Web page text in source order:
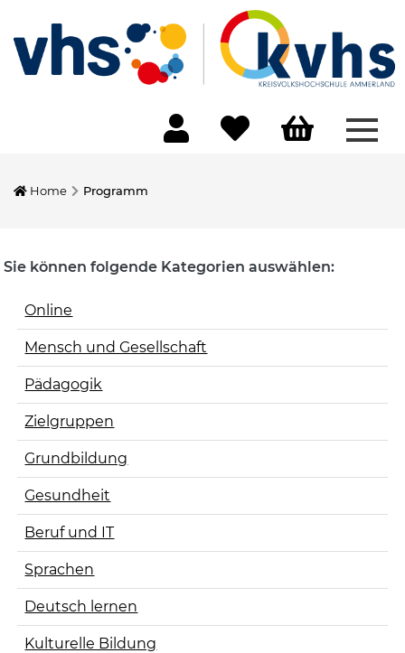
Home Programm
Sie können folgende Kategorien auswählen:
Online
Mensch und Gesellschaft
Pädagogik
Zielgruppen
Grundbildung
Gesundheit
Beruf und IT
Sprachen
Deutsch lernen
Kulturelle Bildung